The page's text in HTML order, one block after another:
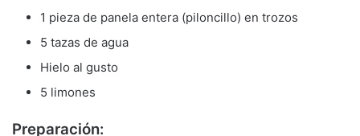
1 pieza de panela entera (piloncillo) en trozos
5 tazas de agua
Hielo al gusto
5 limones
Preparación: